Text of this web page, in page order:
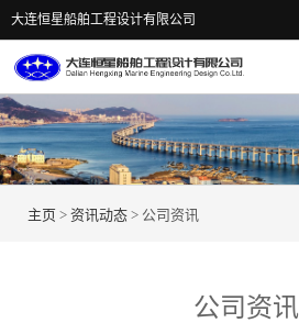
大连恒星船舶工程设计有限公司
主页 > 资讯动态 > 公司资讯
公司资讯